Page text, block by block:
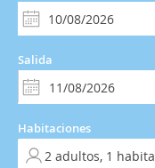
Salida
Habitaciones